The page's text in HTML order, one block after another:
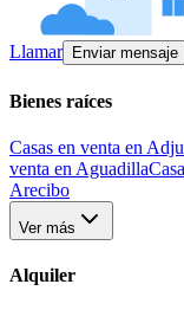
Llamar Enviar mensaje
Bienes raíces
Casas en venta en
venta en Aguadilla
Arecibo
Ver más
Alquiler